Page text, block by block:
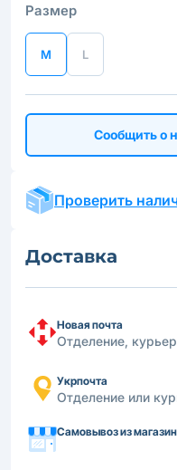
Размер
M L
Сообщить о
Проверить
Доставка
Новая почта
Отделение,
Укрпочта
Отделение или
Самовывоз из